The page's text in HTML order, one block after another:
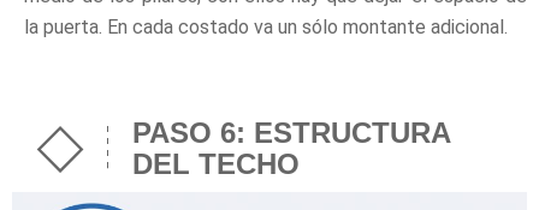
la puerta. En cada costado va un sólo montante adicional.
PASO 6: ESTRUCTURA
DEL TECHO